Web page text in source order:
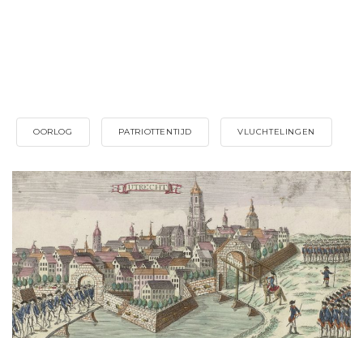
OORLOG PATRIOTTENTIJD VLUCHTELINGEN